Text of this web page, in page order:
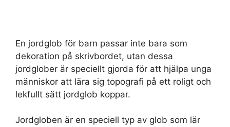
En jordglob för barn passar inte bara som
dekoration på skrivbordet, utan dessa
jordglober är speciellt gjorda för att hjälpa unga
människor att lära sig topografi på ett roligt och
lekfullt sätt jordglob koppar.
Jordgloben är en speciell typ av glob som lär